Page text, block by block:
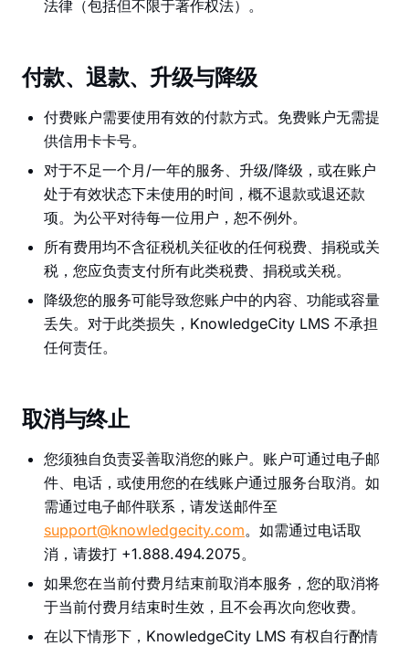
法律（包括但不限于著作权法）。
付款、退款、升级与降级
付费账户需要使用有效的付款方式。免费账户无需提
供信用卡卡号。
对于不足一个月/一年的服务、升级/降级，或在账户
处于有效状态下未使用的时间，概不退款或退还款
项。为公平对待每一位用户，恕不例外。
所有费用均不含征税机关征收的任何税费、捐税或关
税，您应负责支付所有此类税费、捐税或关税。
降级您的服务可能导致您账户中的内容、功能或容量
丢失。对于此类损失，KnowledgeCity LMS 不承担
任何责任。
取消与终止
您须独自负责妥善取消您的账户。账户可通过电子邮
件、电话，或使用您的在线账户通过服务台取消。如
需通过电子邮件联系，请发送邮件至
support@knowledgecity.com。如需通过电话取
消，请拨打 +1.888.494.2075。
如果您在当前付费月结束前取消本服务，您的取消将
于当前付费月结束时生效，且不会再次向您收费。
在以下情形下，KnowledgeCity LMS 有权自行酌情